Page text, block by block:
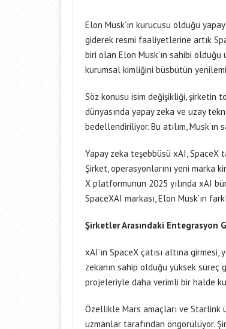
Elon Musk’ın kurucusu olduğu
giderek resmi faaliyetlerine artık
biri olan Elon Musk’ın sahibi olduğu
kurumsal kimliğini büsbütün
Söz konusu isim değişikliği, şirketin
dünyasında yapay zeka ve uzay
bedellendiriliyor. Bu atılım,
Yapay zeka teşebbüsü xAI, SpaceX
Şirket, operasyonlarını yeni marka
X platformunun 2025 yılında xAI
SpaceXAI markası, Elon Musk’ın
Şirketler Arasındaki Entegrasyon
xAI’ın SpaceX çatısı altına
zekanın sahip olduğu yüksek
projeleriyle daha verimli bir halde
Özellikle Mars amaçları ve Starlink
uzmanlar tarafından öngörülüyor.